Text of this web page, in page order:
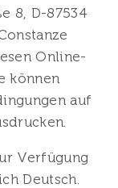
8, D-87534
Online-
können
auf
Verfügung
Deutsch.